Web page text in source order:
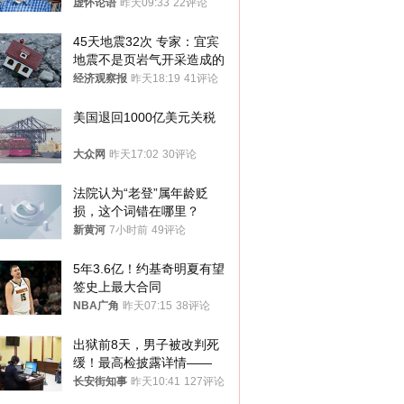
虚怀论语 昨天09:33 22评论
45天地震32次 专家：宜宾
地震不是页岩气开采造成的
经济观察报 昨天18:19 41评论
美国退回1000亿美元关税
大众网 昨天17:02 30评论
法院认为“老登”属年龄贬
损，这个词错在哪里？
新黄河 7小时前 49评论
5年3.6亿！约基奇明夏有望
签史上最大合同
NBA广角 昨天07:15 38评论
出狱前8天，男子被改判死
缓！最高检披露详情——
长安街知事 昨天10:41 127评论